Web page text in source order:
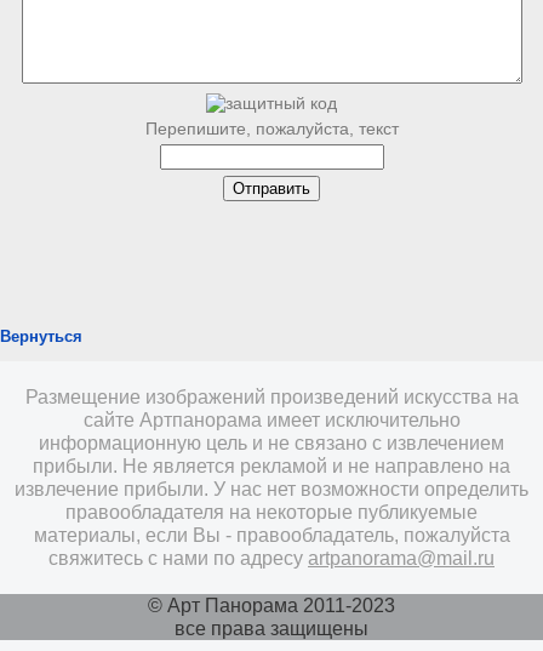
Перепишите, пожалуйста, текст
Вернуться
Размещение изображений произведений искусства на
сайте Артпанорама имеет исключительно
информационную цель и не связано с извлечением
прибыли. Не является рекламой и не направлено на
извлечение прибыли. У нас нет возможности определить
правообладателя на некоторые публикуемые
материалы, если Вы - правообладатель, пожалуйста
свяжитесь с нами по адресу artpanorama@mail.ru
© Арт Панорама 2011-2023
все права защищены